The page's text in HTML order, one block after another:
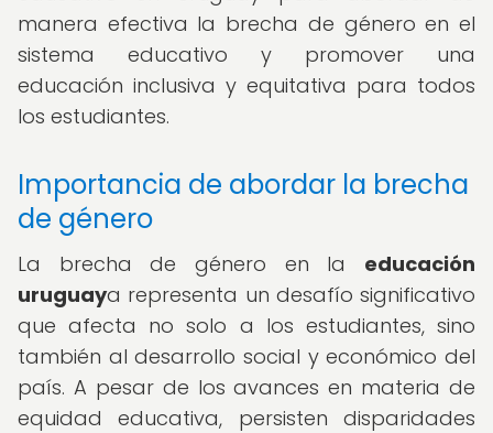
manera efectiva la brecha de género en el
sistema educativo y promover una
educación inclusiva y equitativa para todos
los estudiantes.
Importancia de abordar la brecha
de género
La brecha de género en la educación
uruguaya representa un desafío significativo
que afecta no solo a los estudiantes, sino
también al desarrollo social y económico del
país. A pesar de los avances en materia de
equidad educativa, persisten disparidades